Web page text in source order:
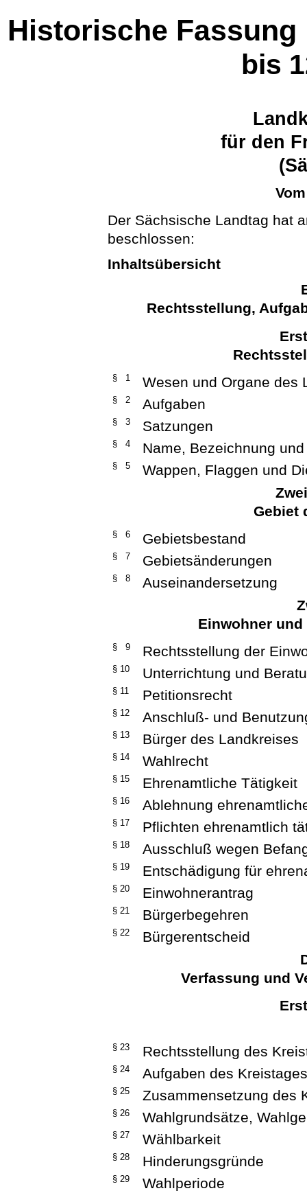
Historische Fassung
bis
für den
Der Sächsische Landtag hat
beschlossen:
Inhaltsübersicht
Rechtsstellung,
§ 1 Wesen und Organe des
§ 2 Aufgaben
§ 3 Satzungen
§ 4 Name, Bezeichnung
§ 5
Wappen, Flaggen und
Gebiet
§ 6 Gebietsbestand
§ 7 Gebietsänderungen
§ 8
Auseinandersetzung
Einwohner
§ 9 Rechtsstellung der
§ 10 Unterrichtung und
§ 11 Petitionsrecht
§ 12 Anschluß- und
§ 13 Bürger des Landkreises
§ 14 Wahlrecht
§ 15 Ehrenamtliche Tätigkeit
§ 16 Ablehnung
§ 17 Pflichten ehrenamtlich
§ 18 Ausschluß wegen
§ 19 Entschädigung für
§ 20 Einwohnerantrag
§ 21 Bürgerbegehren
§ 22
Bürgerentscheid
Verfassung und
§ 23 Rechtsstellung des
§ 24 Aufgaben des
§ 25 Zusammensetzung des
§ 26 Wahlgrundsätze,
§ 27 Wählbarkeit
§ 28 Hinderungsgründe
§ 29 Wahlperiode